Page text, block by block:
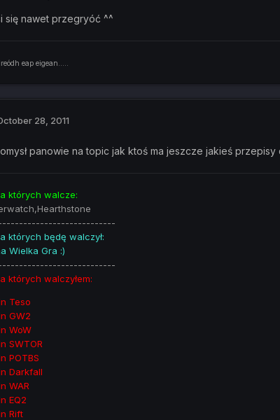
się nawet przegryóć ^^
eap eigean.....
28, 2011
panowie na topic jak ktoś ma jeszcze jakieś
których walcze:
których będę walczył:
Wielka Gra :)
których walczyłem:
Teso
GW2
WoW
SWTOR
POTBS
Darkfall
WAR
EQ2
Rift